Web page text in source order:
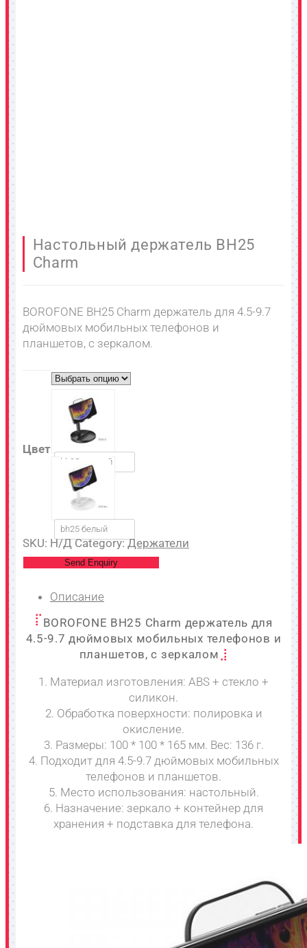
Настольный держатель BH25
Charm
BOROFONE BH25 Charm держатель для 4.5-9.7
дюймовых мобильных телефонов и
планшетов, с зеркалом.
Цвет
bh25 черный
bh25 белый
SKU: Н/ДCategory: Держатели
Send Enquiry
Описание
BOROFONE BH25 Charm держатель для
4.5-9.7 дюймовых мобильных телефонов и
планшетов, с зеркалом
1. Материал изготовления: ABS + стекло +
силикон.
2. Обработка поверхности: полировка и
окисление.
3. Размеры: 100 * 100 * 165 мм. Вес: 136 г.
4. Подходит для 4.5-9.7 дюймовых мобильных
телефонов и планшетов.
5. Место использования: настольный.
6. Назначение: зеркало + контейнер для
хранения + подставка для телефона.